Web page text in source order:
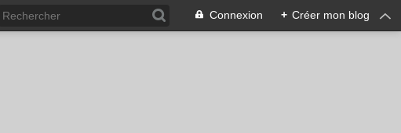
Connexion + Créer mon blog